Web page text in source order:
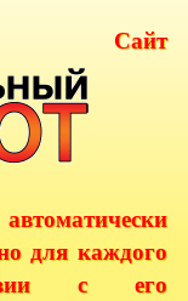
Сайт
для каждого
с его